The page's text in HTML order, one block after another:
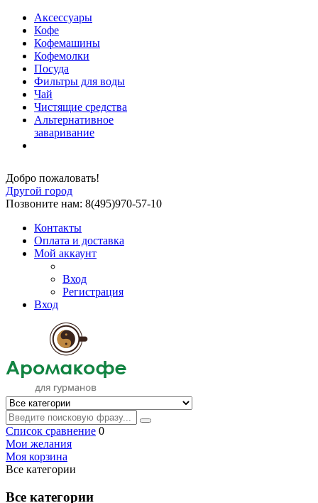
Аксессуары
Кофе
Кофемашины
Кофемолки
Посуда
Фильтры для воды
Чай
Чистящие средства
Альтернативное
заваривание
Добро пожаловать!
Другой город
Позвоните нам: 8(495)970-57-10
Контакты
Оплата и доставка
Мой аккаунт
Вход
Регистрация
Вход
Список сравнение 0
Мои желания
Моя корзина
Все категории
Все категории